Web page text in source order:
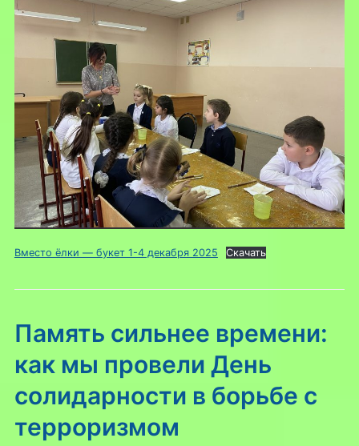
Вместо ёлки — букет 1-4 декабря 2025 Скачать
Память сильнее времени:
как мы провели День
солидарности в борьбе с
терроризмом